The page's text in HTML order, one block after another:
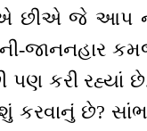
છીએ જે આપ
જાનનહાર
કરી રહ્યાં
કરવાનું છે?